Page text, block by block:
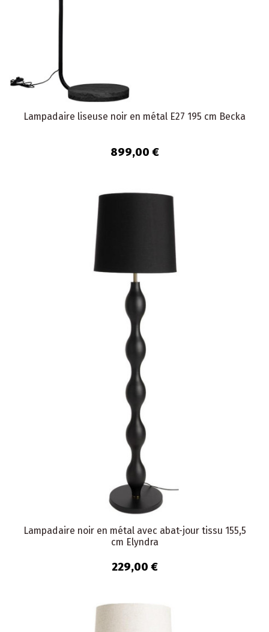
Lampadaire liseuse noir en métal E27 195 cm Becka
899,00 €
Lampadaire noir en métal avec abat-jour tissu 155,5
cm Elyndra
229,00 €